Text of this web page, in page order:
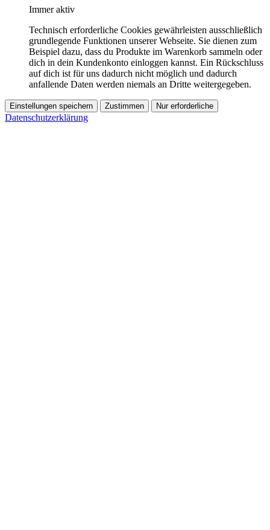
Immer aktiv
Technisch erforderliche Cookies gewährleisten ausschließlich
grundlegende Funktionen unserer Webseite. Sie dienen zum
Beispiel dazu, dass du Produkte im Warenkorb sammeln oder
dich in dein Kundenkonto einloggen kannst. Ein Rückschluss
auf dich ist für uns dadurch nicht möglich und dadurch
anfallende Daten werden niemals an Dritte weitergegeben.
Einstellungen speichern Zustimmen Nur erforderliche
Datenschutzerklärung